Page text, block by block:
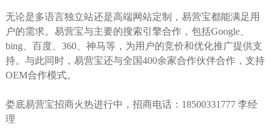
无论是多语言独立站还是高端网站定制，易营宝都能满足用
户的需求。易营宝与主要的搜索引擎合作，包括Google、
bing、百度、360、神马等，为用户的竞价和优化推广提供支
持。与此同时，易营宝还与全国400余家合作伙伴合作，支持
OEM合作模式。
娄底易营宝招商火热进行中，招商电话：18500331777 李经
理